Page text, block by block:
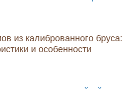
из калиброванного бруса:
и особенности